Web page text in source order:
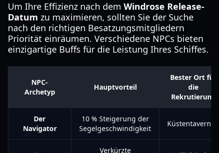
Um Ihre Effizienz nach dem Windrose Release-
Datum zu maximieren, sollten Sie der Suche
nach den richtigen Besatzungsmitgliedern
Priorität einräumen. Verschiedene NPCs bieten
einzigartige Buffs für die Leistung Ihres Schiffes.
NPC-
Archetyp
Hauptvorteil
Bester Ort für
die
Rekrutierung
Der
Navigator
10 % Steigerung der
Segelgeschwindigkeit
Küstentavernen
Verkürzte